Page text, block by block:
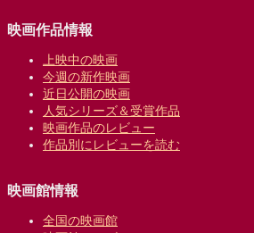
映画作品情報
上映中の映画
今週の新作映画
近日公開の映画
人気シリーズ＆受賞作品
映画作品のレビュー
作品別にレビューを読む
映画館情報
全国の映画館